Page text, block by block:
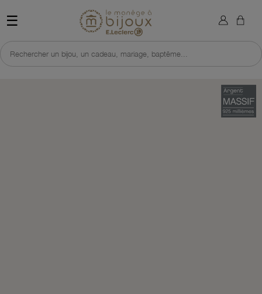
☰ Retour à l'accueil du site
Rechercher un bijou, un cadeau, mariage, baptême...
×